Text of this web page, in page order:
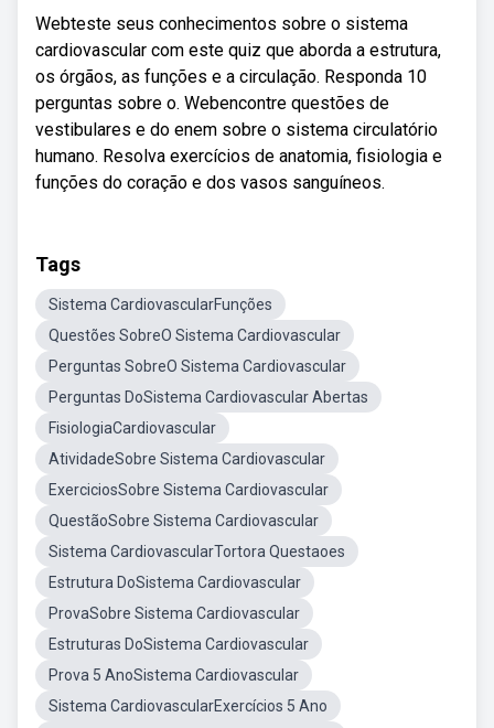
Webteste seus conhecimentos sobre o sistema
cardiovascular com este quiz que aborda a estrutura,
os órgãos, as funções e a circulação. Responda 10
perguntas sobre o. Webencontre questões de
vestibulares e do enem sobre o sistema circulatório
humano. Resolva exercícios de anatomia, fisiologia e
funções do coração e dos vasos sanguíneos.
Tags
Sistema CardiovascularFunções
Questões SobreO Sistema Cardiovascular
Perguntas SobreO Sistema Cardiovascular
Perguntas DoSistema Cardiovascular Abertas
FisiologiaCardiovascular
AtividadeSobre Sistema Cardiovascular
ExerciciosSobre Sistema Cardiovascular
QuestãoSobre Sistema Cardiovascular
Sistema CardiovascularTortora Questaoes
Estrutura DoSistema Cardiovascular
ProvaSobre Sistema Cardiovascular
Estruturas DoSistema Cardiovascular
Prova 5 AnoSistema Cardiovascular
Sistema CardiovascularExercícios 5 Ano